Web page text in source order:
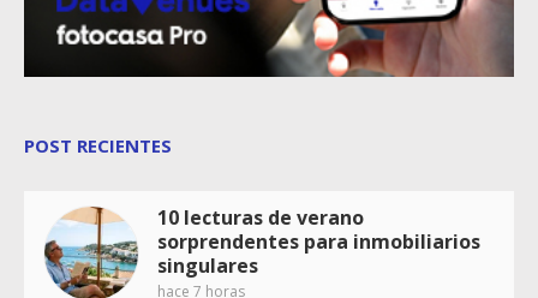
POST RECIENTES
10 lecturas de verano
sorprendentes para inmobiliarios
singulares
hace 7 horas